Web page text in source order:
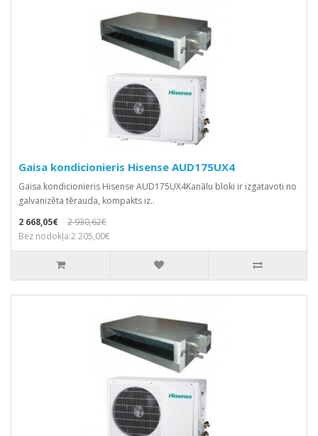
Gaisa kondicionieris Hisense AUD175UX4
Gaisa kondicionieris Hisense AUD175UX4Kanālu bloki ir izgatavoti no
galvanizēta tērauda, kompakts iz..
2 668,05€
2 930,62€
Bez nodokļa:2 205,00€